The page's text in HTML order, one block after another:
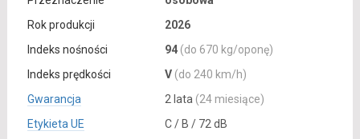
Rok produkcji
2026
Indeks nośności
94 (do 670 kg/oponę)
Indeks prędkości
V (do 240 km/h)
Gwarancja
2 lata (24 miesiące)
Etykieta UE
C / B / 72 dB